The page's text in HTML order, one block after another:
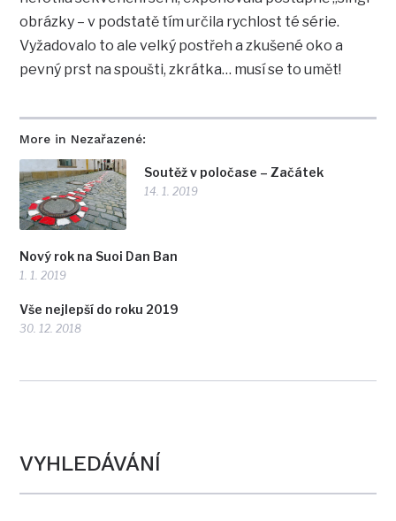
More in Nezařazené:
Soutěž v poločase – Začátek
14. 1. 2019
Nový rok na Suoi Dan Ban
1. 1. 2019
Vše nejlepší do roku 2019
30. 12. 2018
obrázky – v podstatě tím určila rychlost té série.
Vyžadovalo to ale velký postřeh a zkušené oko a
pevný prst na spoušti, zkrátka… musí se to umět!
VYHLEDÁVÁNÍ